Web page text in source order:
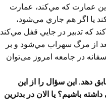
عمارت كه مي‌كند، عمارت
يا اگر هم جاري مي‌شود،
كه تدبير در جايي قفل مي‌كند
از مرگ سهراب مي‌شود و بر
در جامعه امروز می‌توان
دهد. اين سؤال را از اين
باشيم؟ يا الان در بدترين